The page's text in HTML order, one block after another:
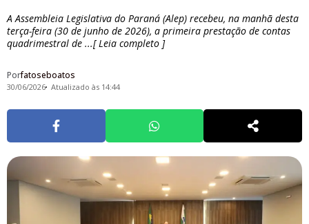
A Assembleia Legislativa do Paraná (Alep) recebeu, na manhã desta
terça-feira (30 de junho de 2026), a primeira prestação de contas
quadrimestral de ...[ Leia completo ]
Porfatoseboatos
30/06/2026 Atualizado às 14:44